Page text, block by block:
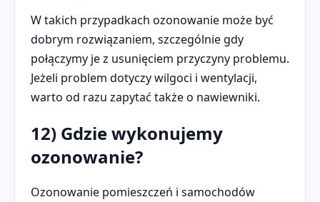
W takich przypadkach ozonowanie może być
dobrym rozwiązaniem, szczególnie gdy
połączymy je z usunięciem przyczyny problemu.
Jeżeli problem dotyczy wilgoci i wentylacji,
warto od razu zapytać także o nawiewniki.
12) Gdzie wykonujemy
ozonowanie?
Ozonowanie pomieszczeń i samochodów